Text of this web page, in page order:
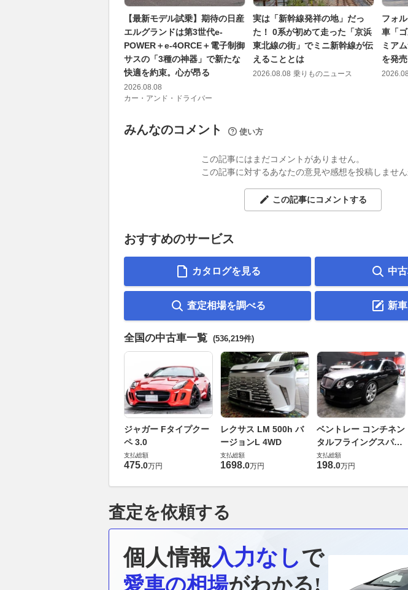
【最新モデル試乗】期待の日産
エルグランドは第3世代e-
POWER＋e-4ORCE＋電子制御
サスの「3種の神器」で新たな
快適を約束。心が昂る
2026.08.08
カー・アンド・ドライバー
実は「新幹線発祥の地」だっ
た！ 0系が初めて走った「京浜
東北線の街」でミニ新幹線が伝
えることとは
2026.08.08 乗りものニュース
フォ
車「
ミア
を発売
みんなのコメント 使い方
この記事にはまだコメントがありません。
この記事に対するあなたの意見や感想を投稿しません
この記事にコメントする
おすすめのサービス
カタログを見る 中
査定相場を調べる 新
全国の中古車一覧 (536,219件)
ジャガー Fタイプクー
ペ 3.0
支払総額
475.0万円
レクサス LM 500h バ
ージョンL 4WD
支払総額
1698.0万円
ベントレー コンチネン
タルフライングスパー
6.0 4WD
支払総額
198.0万円
査定を依頼する
個人情報入力なしで
愛車の相場がわかる!